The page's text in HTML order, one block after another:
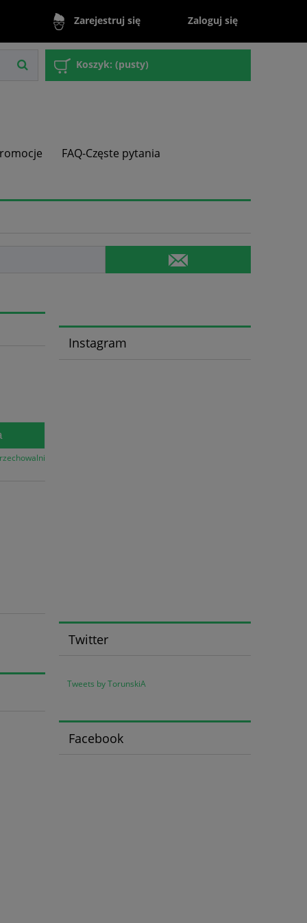
Zarejestruj się Zaloguj się
Koszyk: (pusty)
FAQ-Częste pytania
Instagram
Twitter
Tweets by TorunskiA
Facebook